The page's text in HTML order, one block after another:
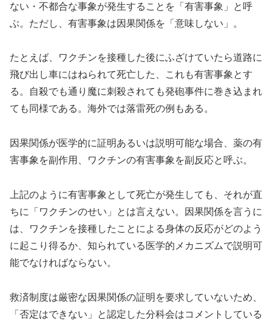
ない・不都合な事象が発生することを「有害事象」と呼
ぶ。ただし、有害事象は因果関係を「意味しない」。
たとえば、ワクチンを接種した後にふざけていたら道路に
飛び出し車にはねられて死亡した、これも有害事象とす
る。自殺でも通り魔に刺殺されても発砲事件に巻き込まれ
ても同様である。海外では落雷死の例もある。
因果関係が医学的に証明あるいは説明可能な場合、薬の有
害事象を副作用、ワクチンの有害事象を副反応と呼ぶ。
上記のように有害事象として死亡が発生しても、それが直
ちに「ワクチンのせい」とは言えない。因果関係を言うに
は、ワクチンを接種したことによる身体の反応がどのよう
に起こり得るか、知られている医学的メカニズムで説明可
能でなければならない。
救済制度は厳密な因果関係の証明を要求していないため、
「否定はできない」と認定した分科会はコメントしている